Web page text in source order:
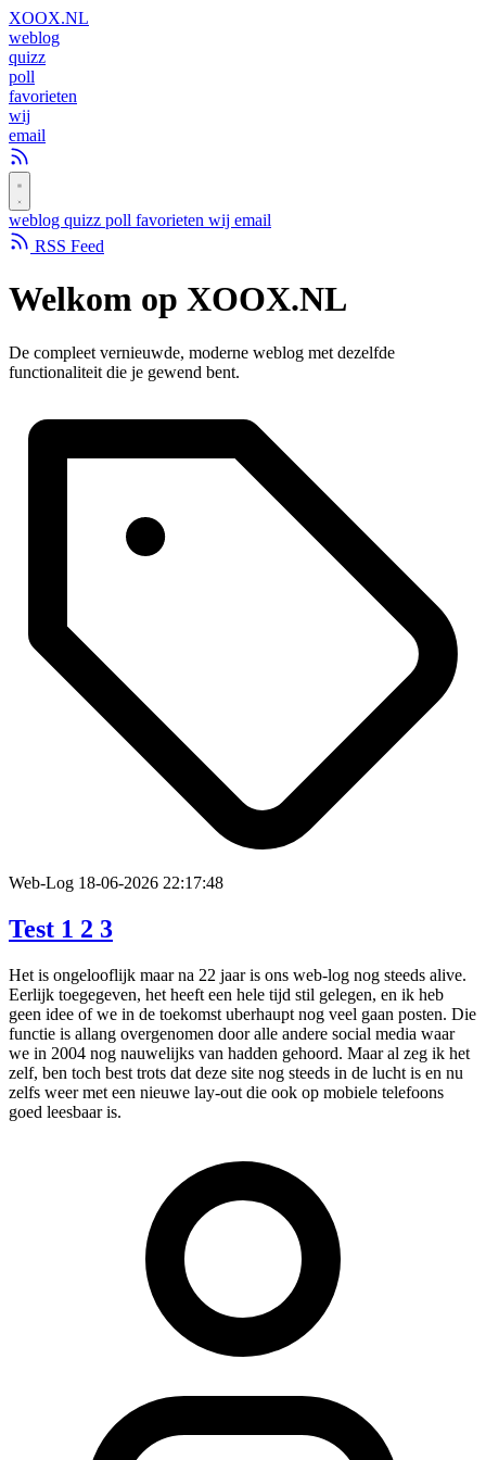
XOOX.NL
weblog
quizz
poll
favorieten
wij
email
weblog quizz poll favorieten wij email
RSS Feed
Welkom op XOOX.NL
De compleet vernieuwde, moderne weblog met dezelfde
functionaliteit die je gewend bent.
Web-Log 18-06-2026 22:17:48
Test 1 2 3
Het is ongelooflijk maar na 22 jaar is ons web-log nog steeds alive.
Eerlijk toegegeven, het heeft een hele tijd stil gelegen, en ik heb
geen idee of we in de toekomst uberhaupt nog veel gaan posten. Die
functie is allang overgenomen door alle andere social media waar
we in 2004 nog nauwelijks van hadden gehoord. Maar al zeg ik het
zelf, ben toch best trots dat deze site nog steeds in de lucht is en nu
zelfs weer met een nieuwe lay-out die ook op mobiele telefoons
goed leesbaar is.